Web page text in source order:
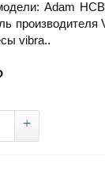
Adam
производителя
vibra..